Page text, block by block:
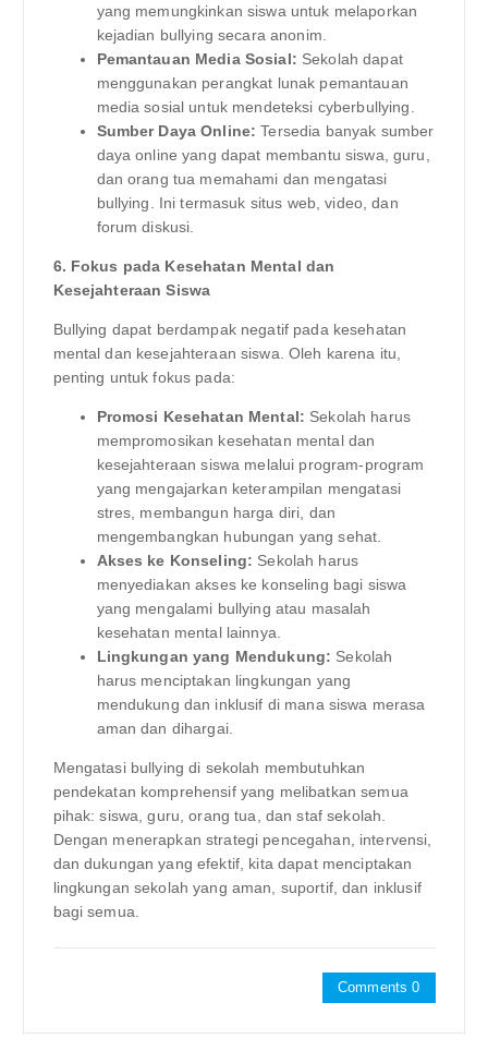
yang memungkinkan siswa untuk melaporkan
kejadian bullying secara anonim.
Pemantauan Media Sosial: Sekolah dapat
menggunakan perangkat lunak pemantauan
media sosial untuk mendeteksi cyberbullying.
Sumber Daya Online: Tersedia banyak sumber
daya online yang dapat membantu siswa, guru,
dan orang tua memahami dan mengatasi
bullying. Ini termasuk situs web, video, dan
forum diskusi.
6. Fokus pada Kesehatan Mental dan
Kesejahteraan Siswa
Bullying dapat berdampak negatif pada kesehatan
mental dan kesejahteraan siswa. Oleh karena itu,
penting untuk fokus pada:
Promosi Kesehatan Mental: Sekolah harus
mempromosikan kesehatan mental dan
kesejahteraan siswa melalui program-program
yang mengajarkan keterampilan mengatasi
stres, membangun harga diri, dan
mengembangkan hubungan yang sehat.
Akses ke Konseling: Sekolah harus
menyediakan akses ke konseling bagi siswa
yang mengalami bullying atau masalah
kesehatan mental lainnya.
Lingkungan yang Mendukung: Sekolah
harus menciptakan lingkungan yang
mendukung dan inklusif di mana siswa merasa
aman dan dihargai.
Mengatasi bullying di sekolah membutuhkan
pendekatan komprehensif yang melibatkan semua
pihak: siswa, guru, orang tua, dan staf sekolah.
Dengan menerapkan strategi pencegahan, intervensi,
dan dukungan yang efektif, kita dapat menciptakan
lingkungan sekolah yang aman, suportif, dan inklusif
bagi semua.
Comments 0